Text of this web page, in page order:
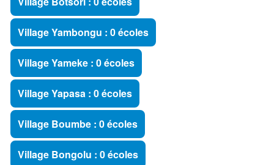
Village Yambongu : 0 écoles
Village Yameke : 0 écoles
Village Yapasa : 0 écoles
Village Boumbe : 0 écoles
Village Bongolu : 0 écoles